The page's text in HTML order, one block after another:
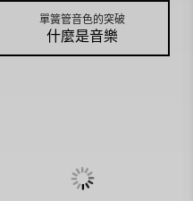
單簧管音色的突破
什麼是音樂